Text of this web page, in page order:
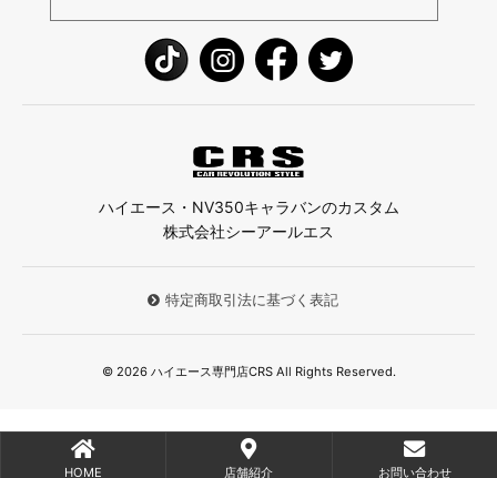
ハイエース・NV350キャラバンのカスタム
株式会社シーアールエス
特定商取引法に基づく表記
© 2026 ハイエース専門店CRS All Rights Reserved.
HOME 店舗紹介 お問い合わせ